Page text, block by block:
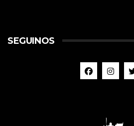
SEGUINOS